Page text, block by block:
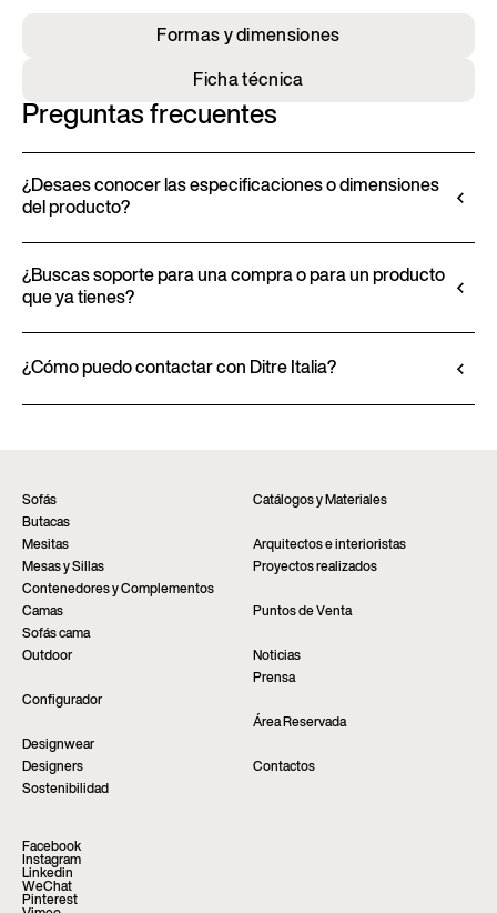
Formas y dimensiones
Ficha técnica
Preguntas frecuentes
¿Desaes conocer las especificaciones o dimensiones
del producto?
características de los materiales, acabados y
tapizados, está disponible en la ficha técnica del
producto.
Ver ficha técnica
¿Buscas soporte para una compra o para un producto
que ya tienes?
exclusivamente a través de distribuidores
Encontrar un distribuidor
¿Cómo puedo contactar con Ditre Italia?
Solicitar Informaciones
Sofás
Catálogos y Materiales
Butacas
Mesitas
Arquitectos e interioristas
Mesas y Sillas
Proyectos realizados
Contenedores y Complementos
Camas
Puntos de Venta
Sofás cama
Outdoor
Noticias
Prensa
Configurador
Área Reservada
Designwear
Designers
Contactos
Sostenibilidad
Facebook
Instagram
Linkedin
WeChat
Pinterest